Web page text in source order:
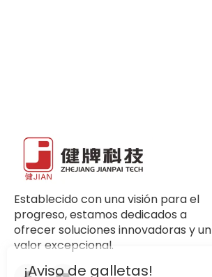
Establecido con una visión para el
progreso, estamos dedicados a
ofrecer soluciones innovadoras y un
valor excepcional.
¡Aviso de galletas!